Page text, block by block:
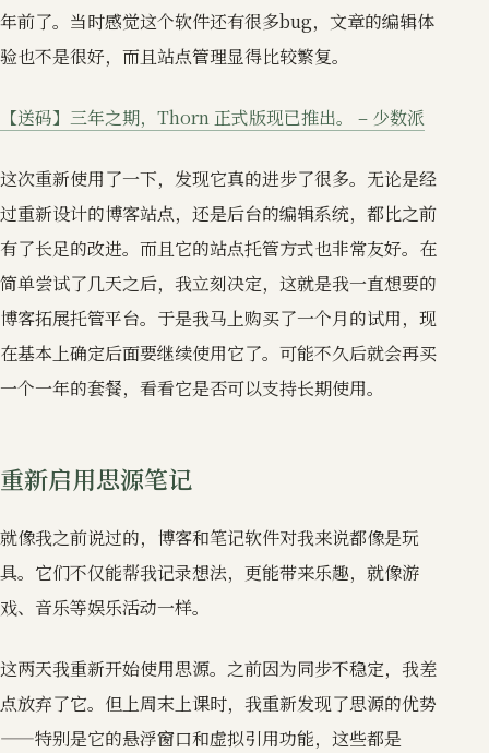
年前了。当时感觉这个软件还有很多bug，文章的编辑体
验也不是很好，而且站点管理显得比较繁复。
【送码】三年之期，Thorn 正式版现已推出。 – 少数派
这次重新使用了一下，发现它真的进步了很多。无论是经
过重新设计的博客站点，还是后台的编辑系统，都比之前
有了长足的改进。而且它的站点托管方式也非常友好。在
简单尝试了几天之后，我立刻决定，这就是我一直想要的
博客拓展托管平台。于是我马上购买了一个月的试用，现
在基本上确定后面要继续使用它了。可能不久后就会再买
一个一年的套餐，看看它是否可以支持长期使用。
重新启用思源笔记
就像我之前说过的，博客和笔记软件对我来说都像是玩
具。它们不仅能帮我记录想法，更能带来乐趣，就像游
戏、音乐等娱乐活动一样。
这两天我重新开始使用思源。之前因为同步不稳定，我差
点放弃了它。但上周末上课时，我重新发现了思源的优势
——特别是它的悬浮窗口和虚拟引用功能，这些都是